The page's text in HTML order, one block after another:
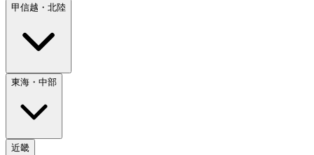
甲信越・北陸
東海・中部
近畿